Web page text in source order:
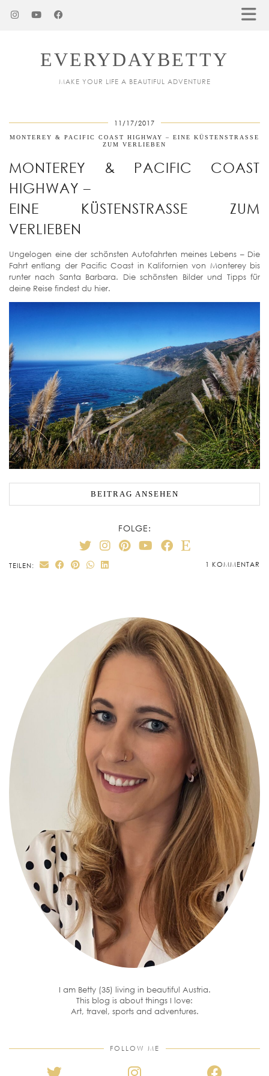
EVERYDAYBETTY
MAKE YOUR LIFE A BEAUTIFUL ADVENTURE
11/17/2017
MONTEREY & PACIFIC COAST HIGHWAY – EINE KÜSTENSTRASSE Z
UM VERLIEBEN
MONTEREY & PACIFIC COAST
HIGHWAY –
EINE KÜSTENSTRASSE ZUM V
ERLIEBEN
Ungelogen eine der schönsten Autofahrten meines Lebens – Die
Fahrt entlang der Pacific Coast in Kalifornien von Monterey bis
runter nach Santa Barbara. Die schönsten Bilder und Tipps für
deine Reise findest du hier.
BEITRAG ANSEHEN
FOLGE:
TEILEN: 1 KOMMENTAR
I am Betty (35) living in beautiful Austria.
This blog is about things I love:
Art, travel, sports and adventures.
FOLLOW ME